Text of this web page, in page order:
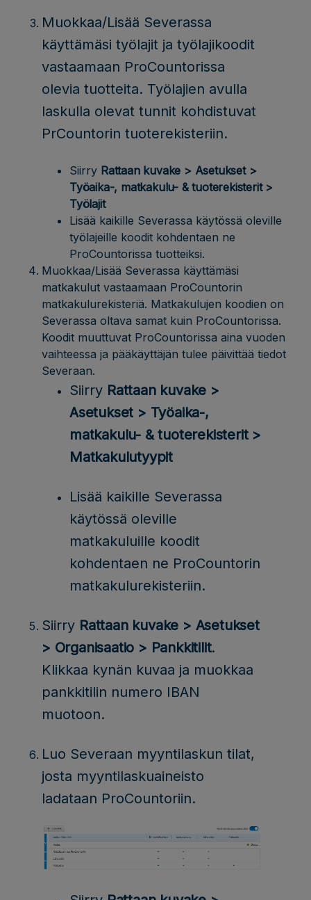
Muokkaa/Lisää Severassa
käyttämäsi työlajit ja työlajikoodit
vastaamaan ProCountorissa
olevia tuotteita. Työlajien avulla
laskulla olevat tunnit kohdistuvat
PrCountorin tuoterekisteriin.
Siirry Rattaan kuvake > Asetukset >
Työaika-, matkakulu- & tuoterekisterit >
Työlajit
Lisää kaikille Severassa käytössä oleville
työlajeille koodit kohdentaen ne
ProCountorissa tuotteiksi.
Muokkaa/Lisää Severassa käyttämäsi
matkakulut vastaamaan ProCountorin
matkakulurekisteriä. Matkakulujen koodien on
Severassa oltava samat kuin ProCountorissa.
Koodit muuttuvat ProCountorissa aina vuoden
vaihteessa ja pääkäyttäjän tulee päivittää tiedot
Severaan.
Siirry Rattaan kuvake >
Asetukset > Työaika-,
matkakulu- & tuoterekisterit >
Matkakulutyypit
Lisää kaikille Severassa
käytössä oleville
matkakuluille koodit
kohdentaen ne ProCountorin
matkakulurekisteriin.
Siirry Rattaan kuvake > Asetukset
> Organisaatio > Pankkitilit.
Klikkaa kynän kuvaa ja muokkaa
pankkitilin numero IBAN
muotoon.
Luo Severaan myyntilaskun tilat,
josta myyntilaskuaineisto
ladataan ProCountoriin.